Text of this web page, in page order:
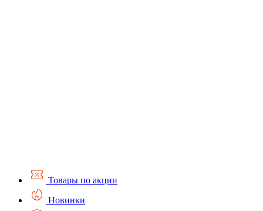
Товары по акции
Новинки